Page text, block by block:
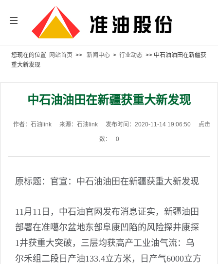
您现在的位置 网站首页 >> 新闻中心 > 行业动态 >> 中石油油田在新疆获
重大新发现
中石油油田在新疆获重大新发现
作者：石油link 来源：石油link 发布时间：2020-11-14 19:06:50 点击
数： 0
原标题： 官宣：中石油油田在新疆获重大新发现
11月11日，中石油官网发布消息证实，新疆油田
部署在准噶尔盆地东部阜康凹陷的风险探井康探
1井获重大突破，三层均获高产工业油气流：乌
尔禾组二段日产油133.4立方米，日产气6000立方